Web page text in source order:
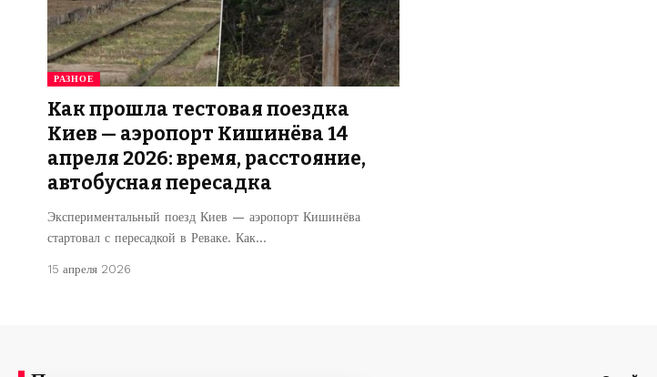
РАЗНОЕ
Как прошла тестовая поездка
Киев — аэропорт Кишинёва 14
апреля 2026: время, расстояние,
автобусная пересадка
Экспериментальный поезд Киев — аэропорт Кишинёва
стартовал с пересадкой в Реваке. Как…
15 апреля 2026